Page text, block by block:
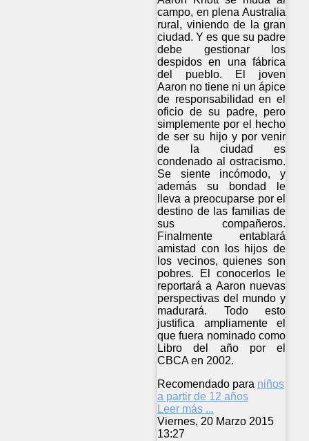
campo, en plena Australia
rural, viniendo de la gran
ciudad. Y es que su padre
debe gestionar los
despidos en una fábrica
del pueblo. El joven
Aaron no tiene ni un ápice
de responsabilidad en el
oficio de su padre, pero
simplemente por el hecho
de ser su hijo y por venir
de la ciudad es
condenado al ostracismo.
Se siente incómodo, y
además su bondad le
lleva a preocuparse por el
destino de las familias de
sus compañeros.
Finalmente entablará
amistad con los hijos de
los vecinos, quienes son
pobres. El conocerlos le
reportará a Aaron nuevas
perspectivas del mundo y
madurará. Todo esto
justifica ampliamente el
que fuera nominado como
Libro del año por el
CBCA en 2002.
Recomendado para niños
a partir de 12 años
Leer más ...
Viernes, 20 Marzo 2015
13:27